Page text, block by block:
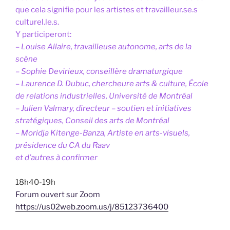
que cela signifie pour les artistes et travailleur.se.s
culturel.le.s.
Y participeront:
– Louise Allaire, travailleuse autonome, arts de la
scène
– Sophie Devirieux, conseillère dramaturgique
– Laurence D. Dubuc, chercheure arts & culture, École
de relations industrielles, Université de Montréal
– Julien Valmary, directeur – soutien et initiatives
stratégiques, Conseil des arts de Montréal
– Moridja Kitenge-Banza, Artiste en arts-visuels,
présidence du CA du Raav
et d’autres à confirmer
18h40-19h
Forum ouvert sur Zoom
https://us02web.zoom.us/j/85123736400